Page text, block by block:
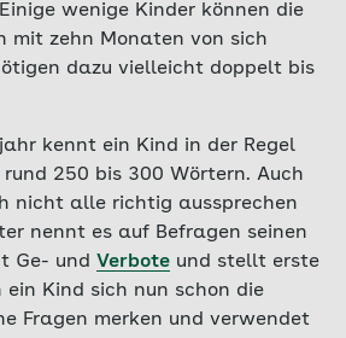
wenige Kinder können die
mit zehn Monaten von sich
dazu vielleicht doppelt bis
kennt ein Kind in der Regel
250 bis 300 Wörtern. Auch
nicht alle richtig aussprechen
nennt es auf Befragen seinen
Ge- und Verbote und stellt erste
ein Kind sich nun schon die
Fragen merken und verwendet